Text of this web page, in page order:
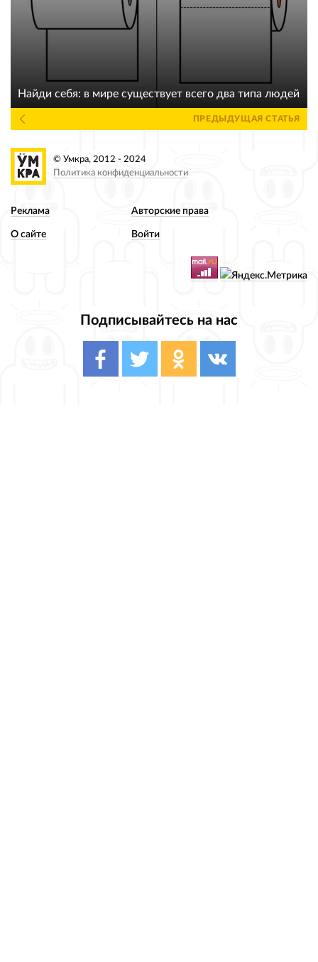
Найди себя: в мире существует всего два типа людей
ПРЕДЫДУЩАЯ СТАТЬЯ
Реклама Авторские права
О сайте Войти
Подписывайтесь на нас
© Умкра, 2012 - 2024
Политика конфиденциальности